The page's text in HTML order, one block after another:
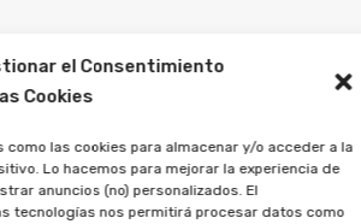
el Consentimiento
Cookies
como las cookies para almacenar y/o acceder a la
Lo hacemos para mejorar la experiencia de
anuncios (no) personalizados. El
tecnologías nos permitirá procesar datos como
que las personas
este tipo de acuerdos busquen
y explorar las posibilidades de